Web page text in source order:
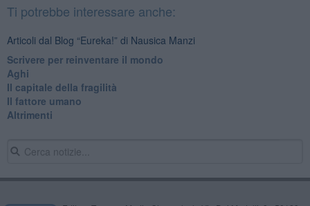
Ti potrebbe interessare anche:
Articoli dal Blog “Eureka!” di Nausica Manzi
​Scrivere per reinventare il mondo
Aghi
Il capitale della fragilità
Il fattore umano
Altrimenti